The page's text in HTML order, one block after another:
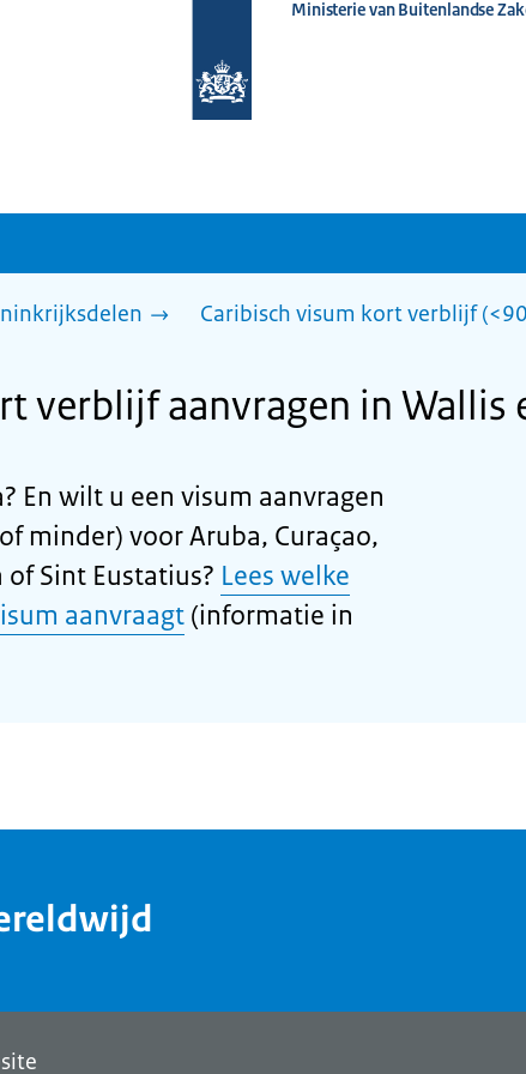
homepage
Ministerie van Buitenlandse
Caribisch visum kort verblijf
verblijf aanvragen in Wallis
En wilt u een visum aanvragen
minder) voor Aruba, Curaçao,
Sint Eustatius? Lees welke
aanvraagt (informatie in